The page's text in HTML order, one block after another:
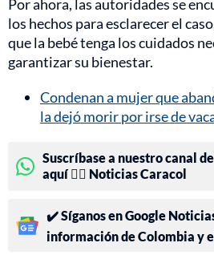
Por ahora, las autoridades se
los hechos para esclarecer el
que la bebé tenga los cuidados
garantizar su bienestar.
Condenan a mujer que
la dejó morir por irse de
Suscríbase a nuestro canal
aquí 👉🏻 Noticias Caracol
✔️ Síganos en Google
información de Colombia y